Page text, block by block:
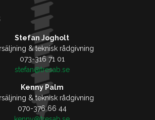
Stefan Jogholt
& teknisk rådgivning
073-316 71 01
stefan@tresab.se
Kenny Palm
& teknisk rådgivning
070-376 66 44